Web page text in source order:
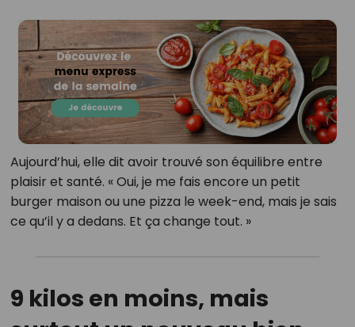
Aujourd’hui, elle dit avoir trouvé son équilibre entre
plaisir et santé. « Oui, je me fais encore un petit
burger maison ou une pizza le week-end, mais je sais
ce qu’il y a dedans. Et ça change tout. »
9 kilos en moins, mais